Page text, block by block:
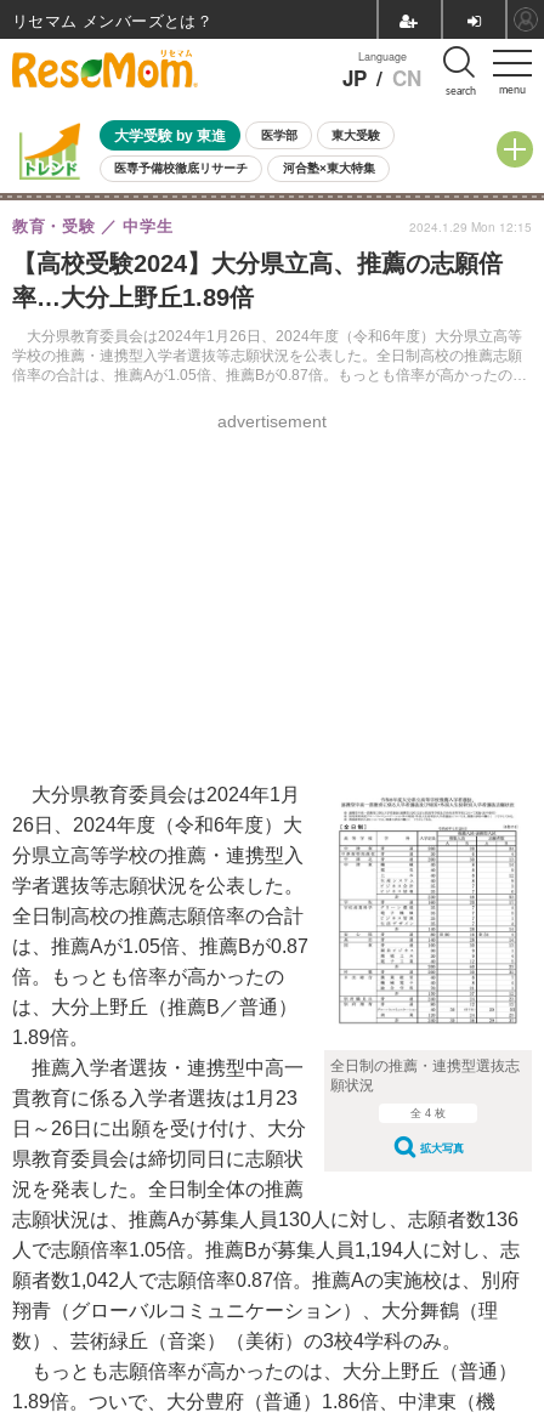
menu
Language
JP / CN search
大学受験 by 東進 医学部 東大受験
医専予備校徹底リサーチ 河合塾×東大特集
親子で考える大学選び 高校受験 中学受験 小学校受験
共通テスト 夏休み
8月開催イベント・WS 全国公立高校 過去問 人気記事
自由研究教材（小学生向け） 自由研究教材（中学生向け）
【高校受験2024】大分県立高、推薦の志願倍
率…大分上野丘1.89倍
大分県教育委員会は2024年1月26日、2024年度（令和6年度）大分県立高等
学校の推薦・連携型入学者選抜等志願状況を公表した。全日制高校の推薦志願
倍率の合計は、推薦Aが1.05倍、推薦Bが0.87倍。もっとも倍率が高かったの
教育・受験 中学生
advertisement
2024.1.29 Mon 12:15
全日制の推薦・連携型選抜志
願状況
全 4 枚
拡大写真
大分県教育委員会は2024年1月
26日、2024年度（令和6年度）大
分県立高等学校の推薦・連携型入
学者選抜等志願状況を公表した。
全日制高校の推薦志願倍率の合計
は、推薦Aが1.05倍、推薦Bが0.87
倍。もっとも倍率が高かったの
は、大分上野丘（推薦B／普通）
1.89倍。
推薦入学者選抜・連携型中高一
貫教育に係る入学者選抜は1月23
日～26日に出願を受け付け、大分
県教育委員会は締切同日に志願状
況を発表した。全日制全体の推薦
志願状況は、推薦Aが募集人員130人に対し、志願者数136
人で志願倍率1.05倍。推薦Bが募集人員1,194人に対し、志
願者数1,042人で志願倍率0.87倍。推薦Aの実施校は、別府
翔青（グローバルコミュニケーション）、大分舞鶴（理
数）、芸術緑丘（音楽）（美術）の3校4学科のみ。
もっとも志願倍率が高かったのは、大分上野丘（普通）
1.89倍。ついで、大分豊府（普通）1.86倍、中津東（機
リセマム メンバーズ